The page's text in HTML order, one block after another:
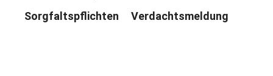
Sorgfaltspflichten
Verdachtsmeldung